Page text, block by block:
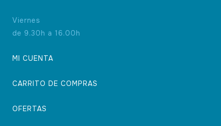
Viernes
de 9.30h a 16.00h
MI CUENTA
CARRITO DE COMPRAS
OFERTAS